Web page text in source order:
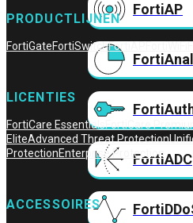
FortiAP
FortiADC
PRODUCTLIJNEN
FortiGateFortiSwitchFortiAP
LICENTIES
FortiCare EssentialsFortiCare
EliteAdvanced Threat Protection
ProtectionEnterprise Protection
ACCESSOIRES